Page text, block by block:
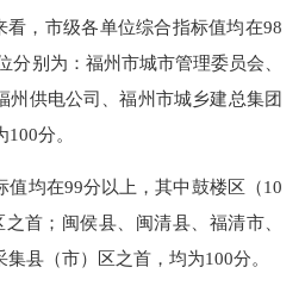
看，市级各单位综合指标值均在98
分别为：福州市城市管理委员会、
州供电公司、福州市城乡建总集团
分。
值均在99分以上，其中鼓楼区（10
首；闽侯县、闽清县、福清市、
县（市）区之首，均为100分。